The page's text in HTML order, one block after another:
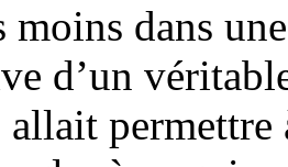
moins dans
d’un
allait permettre